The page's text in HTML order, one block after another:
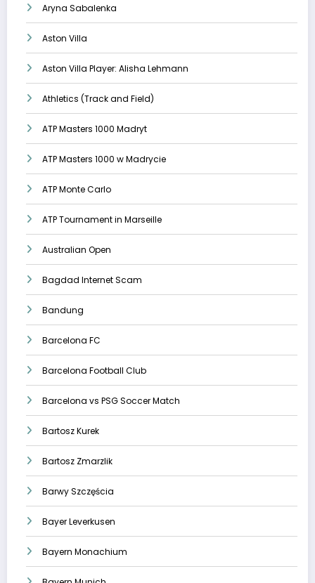
Aryna Sabalenka
Aston Villa
Aston Villa Player: Alisha Lehmann
Athletics (Track and Field)
ATP Masters 1000 Madryt
ATP Masters 1000 w Madrycie
ATP Monte Carlo
ATP Tournament in Marseille
Australian Open
Bagdad Internet Scam
Bandung
Barcelona FC
Barcelona Football Club
Barcelona vs PSG Soccer Match
Bartosz Kurek
Bartosz Zmarzlik
Barwy Szczęścia
Bayer Leverkusen
Bayern Monachium